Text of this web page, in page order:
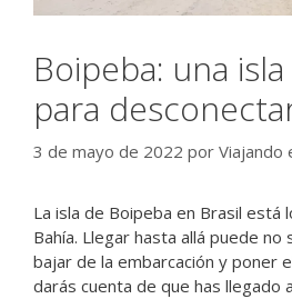
Boipeba: una
para
3 de mayo de 2022 por Viajando
La isla de Boipeba en Brasil está
Bahía. Llegar hasta allá puede
bajar de la embarcación y poner
darás cuenta de que has llegado